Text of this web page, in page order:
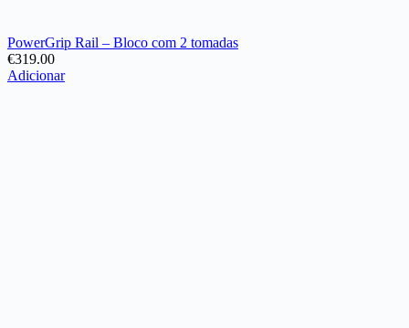
PowerGrip Rail – Bloco com 2 tomadas
€319.00
Adicionar